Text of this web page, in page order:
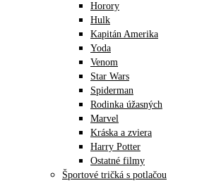
Horory
Hulk
Kapitán Amerika
Yoda
Venom
Star Wars
Spiderman
Rodinka úžasných
Marvel
Kráska a zviera
Harry Potter
Ostatné filmy
Športové tričká s potlačou